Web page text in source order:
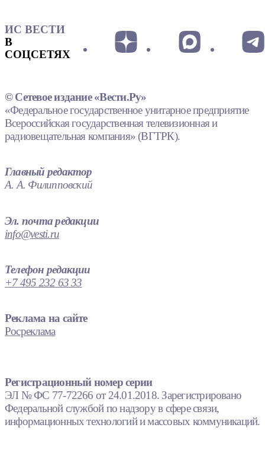
ИС ВЕСТИ
В
СОЦСЕТЯХ
© Сетевое издание «Вести.Ру»
«Федеральное государственное унитарное предприятие
Всероссийская государственная телевизионная и
радиовещательная компания» (ВГТРК).
Главный редактор
А. А. Филипповский
Эл. почта редакции
info@vesti.ru
Телефон редакции
+7 495 232 63 33
Реклама на сайте
Росреклама
Регистрационный номер серии
ЭЛ № ФС 77-72266 от 24.01.2018. Зарегистрировано
Федеральной службой по надзору в сфере связи,
информационных технологий и массовых коммуникаций.